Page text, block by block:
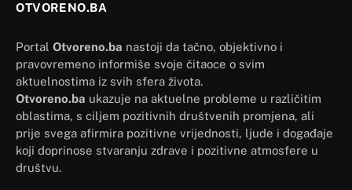
OTVORENO.BA
Portal Otvoreno.ba nastoji da tačno, objektivno i
pravovremeno informiše svoje čitaoce o svim
aktuelnostima iz svih sfera života.
Otvoreno.ba ukazuje na aktuelne probleme u različitim
oblastima, s ciljem pozitivnih društvenih promjena, ali
prije svega afirmira pozitivne vrijednosti, ljude i događaje
koji doprinose stvaranju zdrave i pozitivne atmosfere u
društvu.